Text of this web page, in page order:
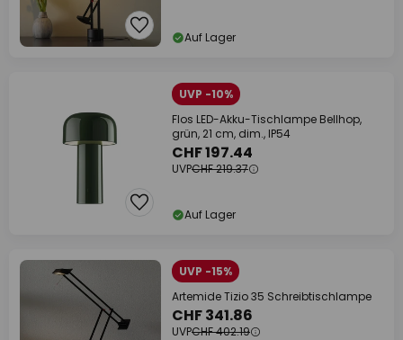
Auf Lager
UVP -10%
Flos LED-Akku-Tischlampe Bellhop,
grün, 21 cm, dim., IP54
CHF 197.44
UVPCHF 219.37
Auf Lager
UVP -15%
Artemide Tizio 35 Schreibtischlampe
CHF 341.86
UVPCHF 402.19